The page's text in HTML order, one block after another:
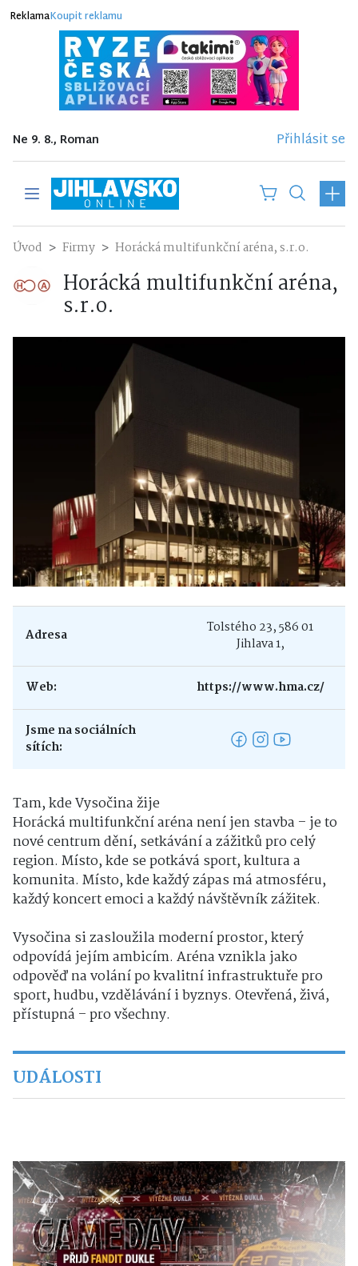
ReklamaKoupit reklamu
Ne 9. 8., Roman Přihlásit se
Úvod Firmy Horácká multifunkční aréna, s.r.o.
Horácká multifunkční aréna,
s.r.o.
Adresa
Tolstého 23, 586 01
Jihlava 1,
Web: https://www.hma.cz/
Jsme na sociálních
sítích:
Tam, kde Vysočina žije
Horácká multifunkční aréna není jen stavba – je to
nové centrum dění, setkávání a zážitků pro celý
region. Místo, kde se potkává sport, kultura a
komunita. Místo, kde každý zápas má atmosféru,
každý koncert emoci a každý návštěvník zážitek.
Vysočina si zasloužila moderní prostor, který
odpovídá jejím ambicím. Aréna vznikla jako
odpověď na volání po kvalitní infrastruktuře pro
sport, hudbu, vzdělávání i byznys. Otevřená, živá,
přístupná – pro všechny.
UDÁLOSTI